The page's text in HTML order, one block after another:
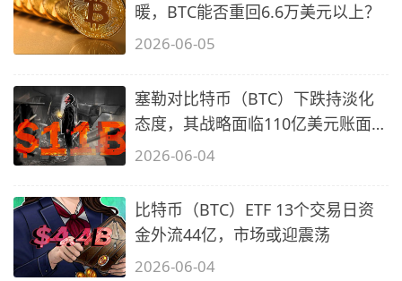
暖，BTC能否重回6.6万美元以上？
2026-06-05
塞勒对比特币（BTC）下跌持淡化
态度，其战略面临110亿美元账面亏
损
2026-06-04
比特币（BTC）ETF 13个交易日资
金外流44亿，市场或迎震荡
2026-06-04